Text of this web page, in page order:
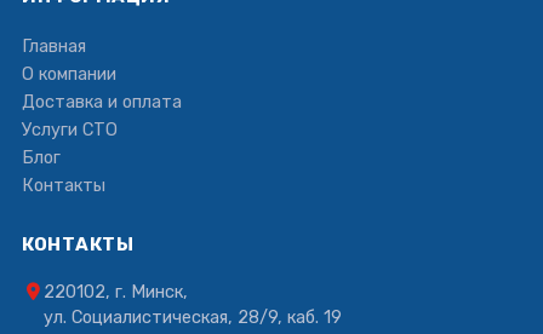
Главная
О компании
Доставка и оплата
Услуги СТО
Блог
Контакты
КОНТАКТЫ
220102, г. Минск,
ул. Социалистическая, 28/9, каб. 19